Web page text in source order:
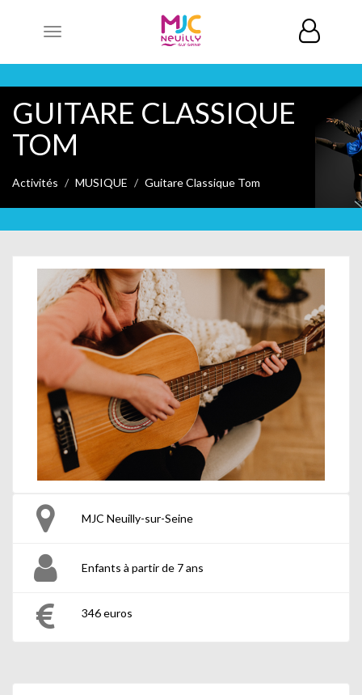
Toggle
GUITARE CLASSIQUE
TOM
Activités MUSIQUE Guitare Classique Tom
MJC Neuilly-sur-Seine
Enfants à partir de 7 ans
346 euros